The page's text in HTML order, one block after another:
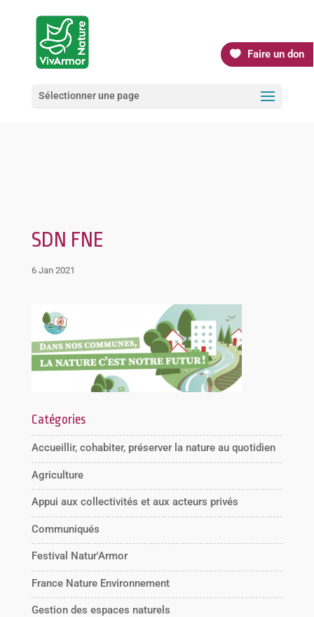
Faire un don
Sélectionner une page
SDN FNE
6 Jan 2021
Catégories
Accueillir, cohabiter, préserver la nature au quotidien
Agriculture
Appui aux collectivités et aux acteurs privés
Communiqués
Festival Natur'Armor
France Nature Environnement
Gestion des espaces naturels